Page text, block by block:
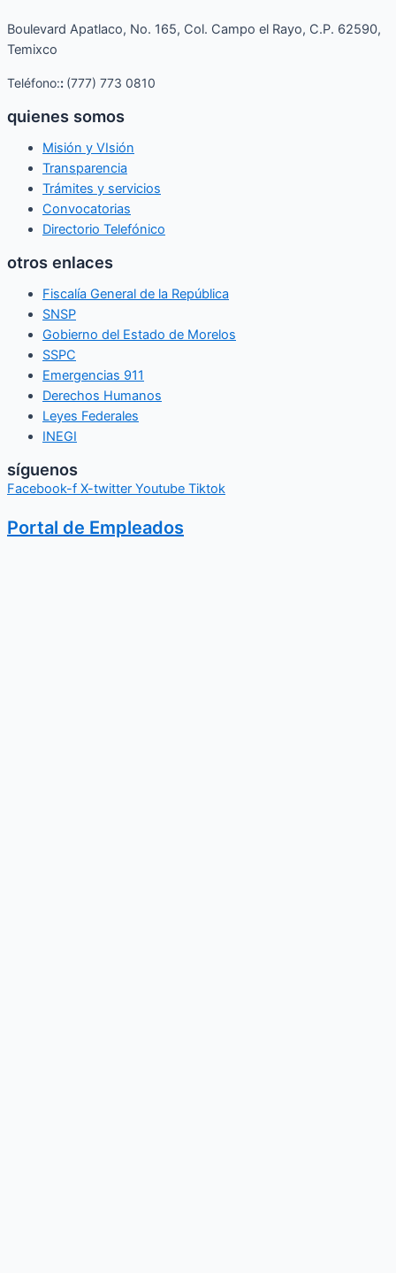
Boulevard Apatlaco, No. 165, Col. Campo el Rayo, C.P. 62590,
Temixco
Teléfono:: (777) 773 0810
quienes somos
Misión y VIsión
Transparencia
Trámites y servicios
Convocatorias
Directorio Telefónico
otros enlaces
Fiscalía General de la República
SNSP
Gobierno del Estado de Morelos
SSPC
Emergencias 911
Derechos Humanos
Leyes Federales
INEGI
síguenos
Facebook-f X-twitter Youtube Tiktok
Portal de Empleados